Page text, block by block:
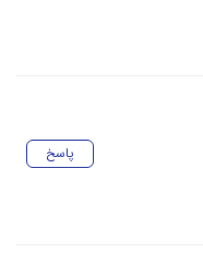
پاسخ